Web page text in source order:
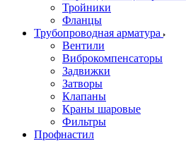
Тройники
Фланцы
Трубопроводная арматура
Вентили
Виброкомпенсаторы
Задвижки
Затворы
Клапаны
Краны шаровые
Фильтры
Профнастил